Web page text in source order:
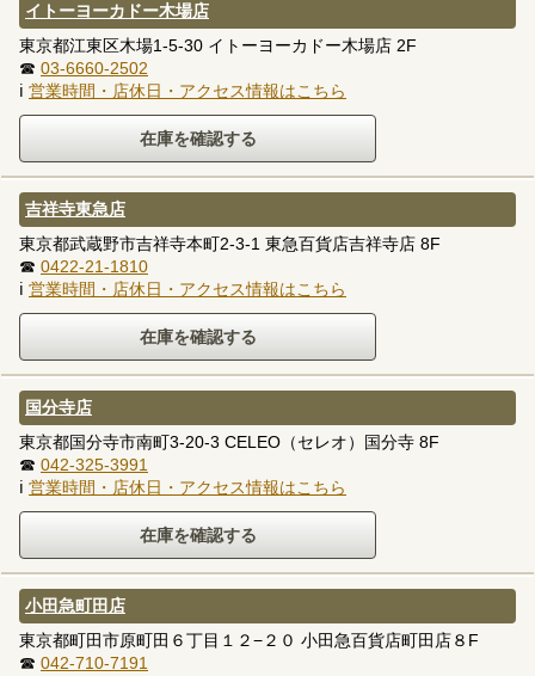
イトーヨーカドー木場店
東京都江東区木場1-5-30 イトーヨーカドー木場店 2F
☎ 03-6660-2502
ℹ 営業時間・店休日・アクセス情報はこちら
吉祥寺東急店
東京都武蔵野市吉祥寺本町2-3-1 東急百貨店吉祥寺店 8F
☎ 0422-21-1810
ℹ 営業時間・店休日・アクセス情報はこちら
国分寺店
東京都国分寺市南町3-20-3 CELEO（セレオ）国分寺 8F
☎ 042-325-3991
ℹ 営業時間・店休日・アクセス情報はこちら
小田急町田店
東京都町田市原町田６丁目１２−２０ 小田急百貨店町田店８F
☎ 042-710-7191